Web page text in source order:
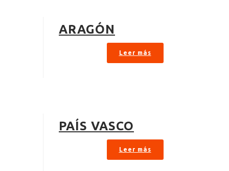
ARAGÓN
Leer más
PAÍS VASCO
Leer más